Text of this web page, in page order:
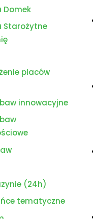
Domek
Starożytne
placów
innowacyjne
(24h)
tematyczne